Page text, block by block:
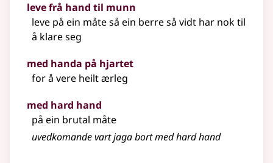
leve frå hand til munn
leve på ein måte så ein berre så vidt har nok til
å klare seg
med handa på hjartet
for å vere heilt ærleg
med hard hand
på ein brutal måte
uvedkomande vart jaga bort med hard hand